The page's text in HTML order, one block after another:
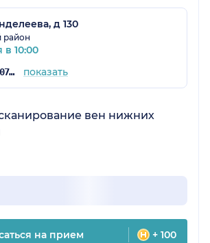
д 130
район
в 10:00
+7 (347) 210-07-94 показать
вен нижних
на прием + 100